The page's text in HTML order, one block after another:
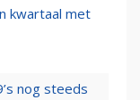
kwartaal met
nog steeds